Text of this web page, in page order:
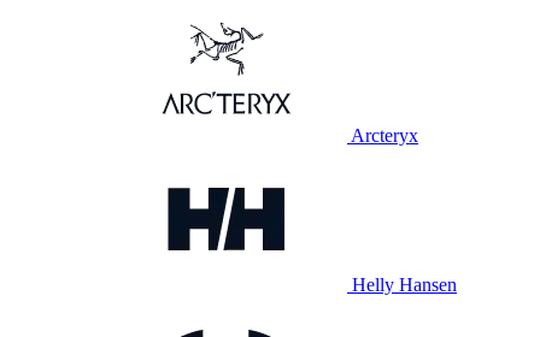
Arcteryx
Helly Hansen